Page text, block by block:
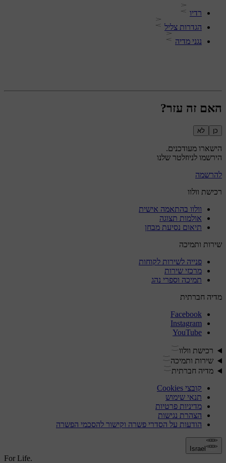
רדיו
הגדרות צליל
נגני מדיה
האם זה עזר?
כן לא